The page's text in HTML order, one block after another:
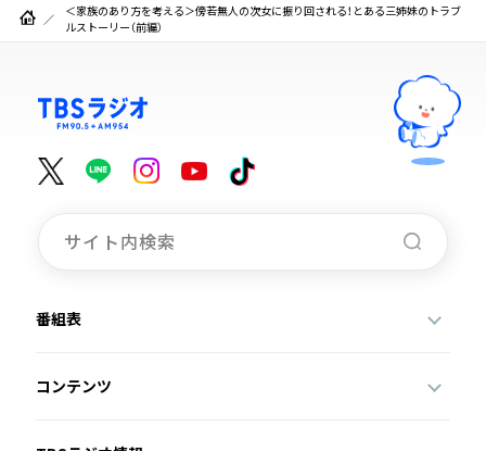
＜家族のあり方を考える＞傍若無人の次女に振り回される！とある三姉妹のトラブ
ルストーリー（前編）
番組表
コンテンツ